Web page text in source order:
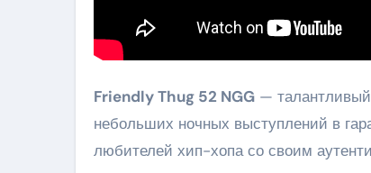
Friendly Thug 52 NGG —
небольших ночных выступлений в
любителей хип-хопа со своим